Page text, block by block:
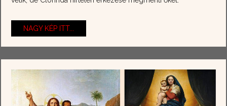
NAGY KÉP ITT...